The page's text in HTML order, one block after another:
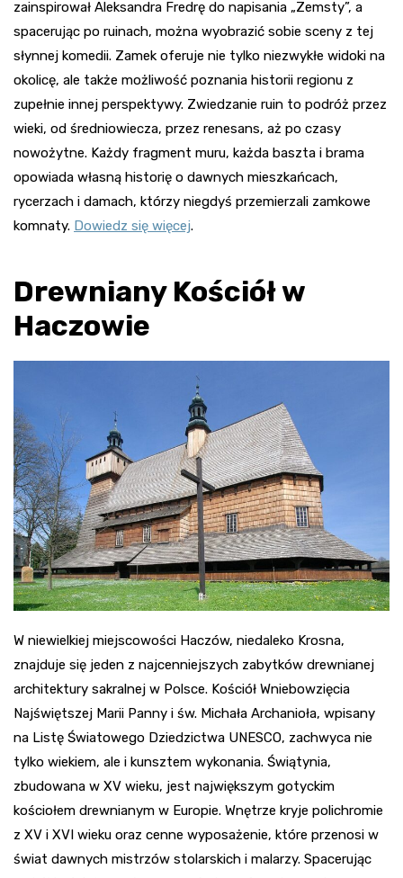
zainspirował Aleksandra Fredrę do napisania „Zemsty”, a
spacerując po ruinach, można wyobrazić sobie sceny z tej
słynnej komedii. Zamek oferuje nie tylko niezwykłe widoki na
okolicę, ale także możliwość poznania historii regionu z
zupełnie innej perspektywy. Zwiedzanie ruin to podróż przez
wieki, od średniowiecza, przez renesans, aż po czasy
nowożytne. Każdy fragment muru, każda baszta i brama
opowiada własną historię o dawnych mieszkańcach,
rycerzach i damach, którzy niegdyś przemierzali zamkowe
komnaty. Dowiedz się więcej.
Drewniany Kościół w
Haczowie
W niewielkiej miejscowości Haczów, niedaleko Krosna,
znajduje się jeden z najcenniejszych zabytków drewnianej
architektury sakralnej w Polsce. Kościół Wniebowzięcia
Najświętszej Marii Panny i św. Michała Archanioła, wpisany
na Listę Światowego Dziedzictwa UNESCO, zachwyca nie
tylko wiekiem, ale i kunsztem wykonania. Świątynia,
zbudowana w XV wieku, jest największym gotyckim
kościołem drewnianym w Europie. Wnętrze kryje polichromie
z XV i XVI wieku oraz cenne wyposażenie, które przenosi w
świat dawnych mistrzów stolarskich i malarzy. Spacerując